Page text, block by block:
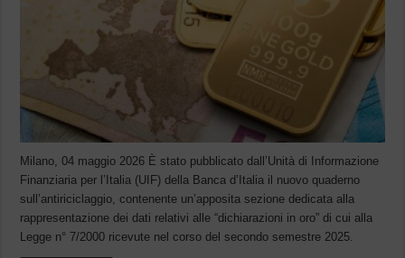
Milano, 04 maggio 2026 È stato pubblicato dall’Unità di Informazione
Finanziaria per l’Italia (UIF) della Banca d’Italia il nuovo quaderno
sull’antiriciclaggio, contenente un’apposita sezione dedicata alla
rappresentazione dei dati relativi alle “dichiarazioni in oro” di cui alla
Legge n° 7/2000 ricevute nel corso del secondo semestre 2025.